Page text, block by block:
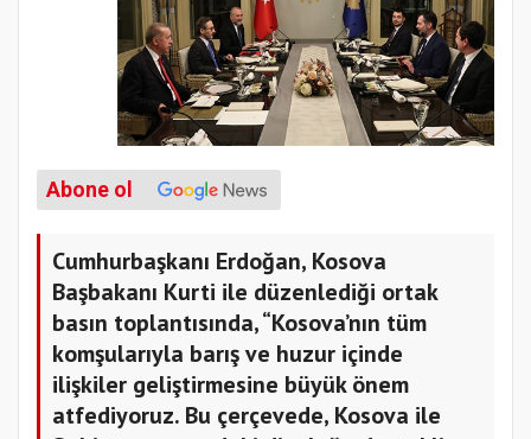
Abone ol
Cumhurbaşkanı Erdoğan, Kosova
Başbakanı Kurti ile düzenlediği ortak
basın toplantısında, “Kosova’nın tüm
komşularıyla barış ve huzur içinde
ilişkiler geliştirmesine büyük önem
atfediyoruz. Bu çerçevede, Kosova ile